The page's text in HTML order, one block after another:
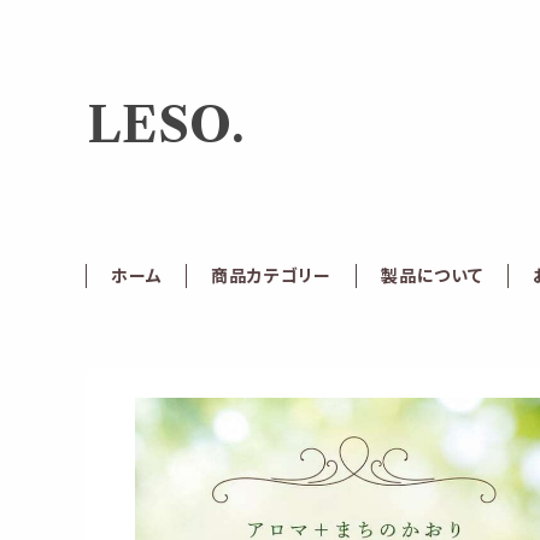
LESO.
ホーム 商品カテゴリー 製品について